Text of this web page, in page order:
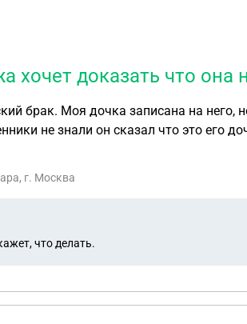
хочет доказать что
брак. Моя дочка записана на
не знали он сказал что это его
г. Москва
что делать.